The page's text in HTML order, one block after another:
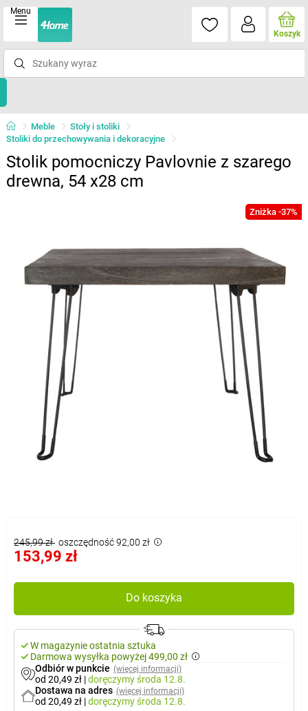
Menu
Koszyk
Meble
Stoły i stoliki
Stoliki do przechowywania i dekoracyjne
Stolik pomocniczy Pavlovnie z szarego
drewna, 54 x28 cm
Zniżka -37%
245,99 zł oszczędność 92,00 zł
153,99 zł
Do koszyka
W magazynie ostatnia sztuka
Darmowa wysyłka powyżej 499,00 zł
Odbiór w punkcie (więcej informacji)
od 20,49 zł |doręczymyśroda 12.8.
Dostawa na adres (więcej informacji)
od 20,49 zł |doręczymyśroda 12.8.